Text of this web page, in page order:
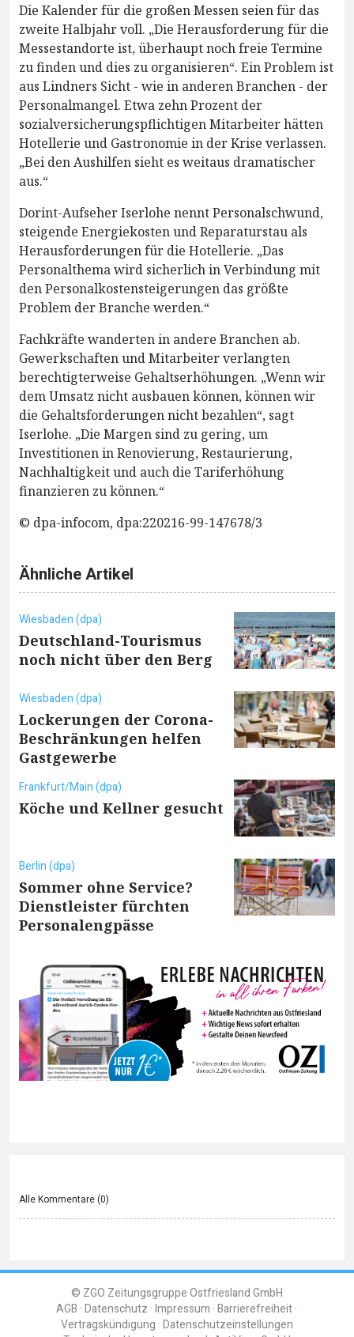
Die Kalender für die großen Messen seien für das
zweite Halbjahr voll. „Die Herausforderung für die
Messestandorte ist, überhaupt noch freie Termine
zu finden und dies zu organisieren“. Ein Problem ist
aus Lindners Sicht - wie in anderen Branchen - der
Personalmangel. Etwa zehn Prozent der
sozialversicherungspflichtigen Mitarbeiter hätten
Hotellerie und Gastronomie in der Krise verlassen.
„Bei den Aushilfen sieht es weitaus dramatischer
aus.“
Dorint-Aufseher Iserlohe nennt Personalschwund,
steigende Energiekosten und Reparaturstau als
Herausforderungen für die Hotellerie. „Das
Personalthema wird sicherlich in Verbindung mit
den Personalkostensteigerungen das größte
Problem der Branche werden.“
Fachkräfte wanderten in andere Branchen ab.
Gewerkschaften und Mitarbeiter verlangten
berechtigterweise Gehaltserhöhungen. „Wenn wir
dem Umsatz nicht ausbauen können, können wir
die Gehaltsforderungen nicht bezahlen“, sagt
Iserlohe. „Die Margen sind zu gering, um
Investitionen in Renovierung, Restaurierung,
Nachhaltigkeit und auch die Tariferhöhung
finanzieren zu können.“
© dpa-infocom, dpa:220216-99-147678/3
Ähnliche Artikel
Wiesbaden (dpa)
Deutschland-Tourismus
noch nicht über den Berg
Wiesbaden (dpa)
Lockerungen der Corona-
Beschränkungen helfen
Gastgewerbe
Frankfurt/Main (dpa)
Köche und Kellner gesucht
Berlin (dpa)
Sommer ohne Service?
Dienstleister fürchten
Personalengpässe
Alle Kommentare (0)
© ZGO Zeitungsgruppe Ostfriesland GmbH
AGB Datenschutz Impressum Barrierefreiheit
Vertragskündigung Datenschutzeinstellungen